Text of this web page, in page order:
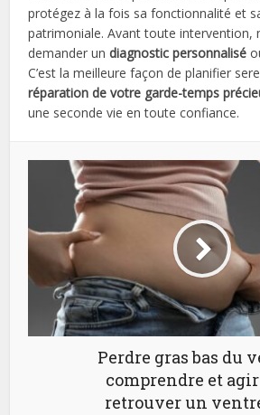
protégez à la fois sa fonctionnalité et
patrimoniale. Avant toute intervention,
demander undiagnostic personnalisé
C’est la meilleure façon de planifier
réparation de votre garde-temps
une seconde vie en toute confiance.
Perdre gras bas du
comprendre et
retrouver un